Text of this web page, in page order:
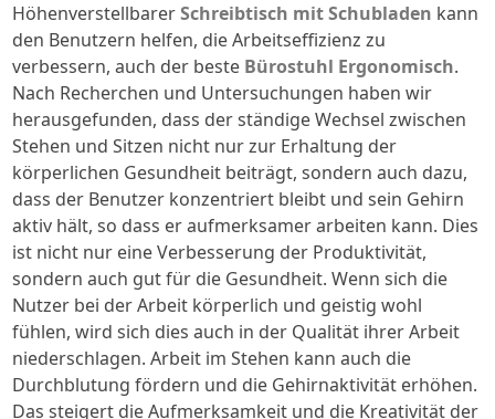
HöhenverstellbarerSchreibtisch mit Schubladen kann
den Benutzern helfen, die Arbeitseffizienz zu
verbessern, auch der beste Bürostuhl Ergonomisch.
Nach Recherchen und Untersuchungen haben wir
herausgefunden, dass der ständige Wechsel zwischen
Stehen und Sitzen nicht nur zur Erhaltung der
körperlichen Gesundheit beiträgt, sondern auch dazu,
dass der Benutzer konzentriert bleibt und sein Gehirn
aktiv hält, so dass er aufmerksamer arbeiten kann. Dies
ist nicht nur eine Verbesserung der Produktivität,
sondern auch gut für die Gesundheit. Wenn sich die
Nutzer bei der Arbeit körperlich und geistig wohl
fühlen, wird sich dies auch in der Qualität ihrer Arbeit
niederschlagen. Arbeit im Stehen kann auch die
Durchblutung fördern und die Gehirnaktivität erhöhen.
Das steigert die Aufmerksamkeit und die Kreativität der